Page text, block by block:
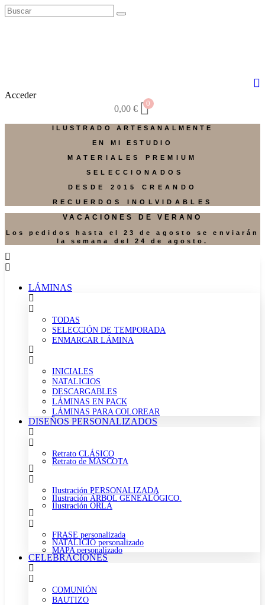
Acceder
0,00 €
0
ILUSTRADO ARTESANALMENTE
EN MI ESTUDIO
MATERIALES PREMIUM
SELECCIONADOS
DESDE 2015 CREANDO
RECUERDOS INOLVIDABLES
VACACIONES DE VERANO
Los pedidos hasta el 23 de agosto se enviarán
la semana del 24 de agosto.
LÁMINAS
TODAS
SELECCIÓN DE TEMPORADA
ENMARCAR LÁMINA
INICIALES
NATALICIOS
DESCARGABLES
LÁMINAS EN PACK
LÁMINAS PARA COLOREAR
DISEÑOS PERSONALIZADOS
Retrato CLÁSICO
Retrato de MASCOTA
Ilustración PERSONALIZADA
Ilustración ÁRBOL GENEALÓGICO.
Ilustración ORLA
FRASE personalizada
NATALICIO personalizado
MAPA personalizado
CELEBRACIONES
COMUNIÓN
BAUTIZO